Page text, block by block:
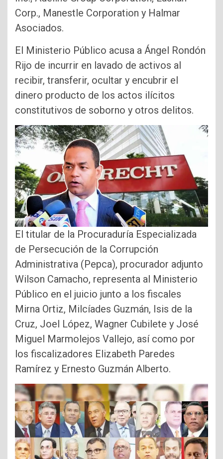
Corp., Manestle Corporation y Halmar
Asociados.
El Ministerio Público acusa a Ángel Rondón
Rijo de incurrir en lavado de activos al
recibir, transferir, ocultar y encubrir el
dinero producto de los actos ilícitos
constitutivos de soborno y otros delitos.
El titular de la Procuraduría Especializada
de Persecución de la Corrupción
Administrativa (Pepca), procurador adjunto
Wilson Camacho, representa al Ministerio
Público en el juicio junto a los fiscales
Mirna Ortiz, Milcíades Guzmán, Isis de la
Cruz, Joel López, Wagner Cubilete y José
Miguel Marmolejos Vallejo, así como por
los fiscalizadores Elizabeth Paredes
Ramírez y Ernesto Guzmán Alberto.